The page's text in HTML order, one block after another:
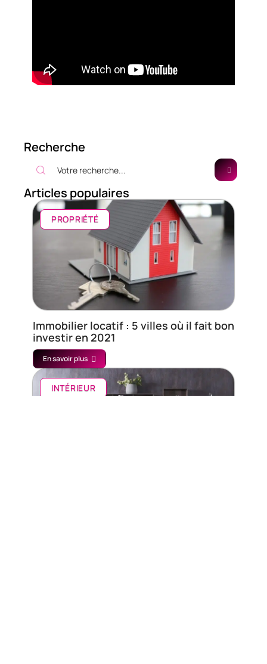
Recherche
Articles populaires
PROPRIÉTÉ
Immobilier locatif : 5 villes où il fait bon
investir en 2021
En savoir plus
INTÉRIEUR